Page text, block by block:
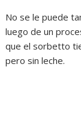
No se le puede
luego de un
que el sorbetto
pero sin leche.